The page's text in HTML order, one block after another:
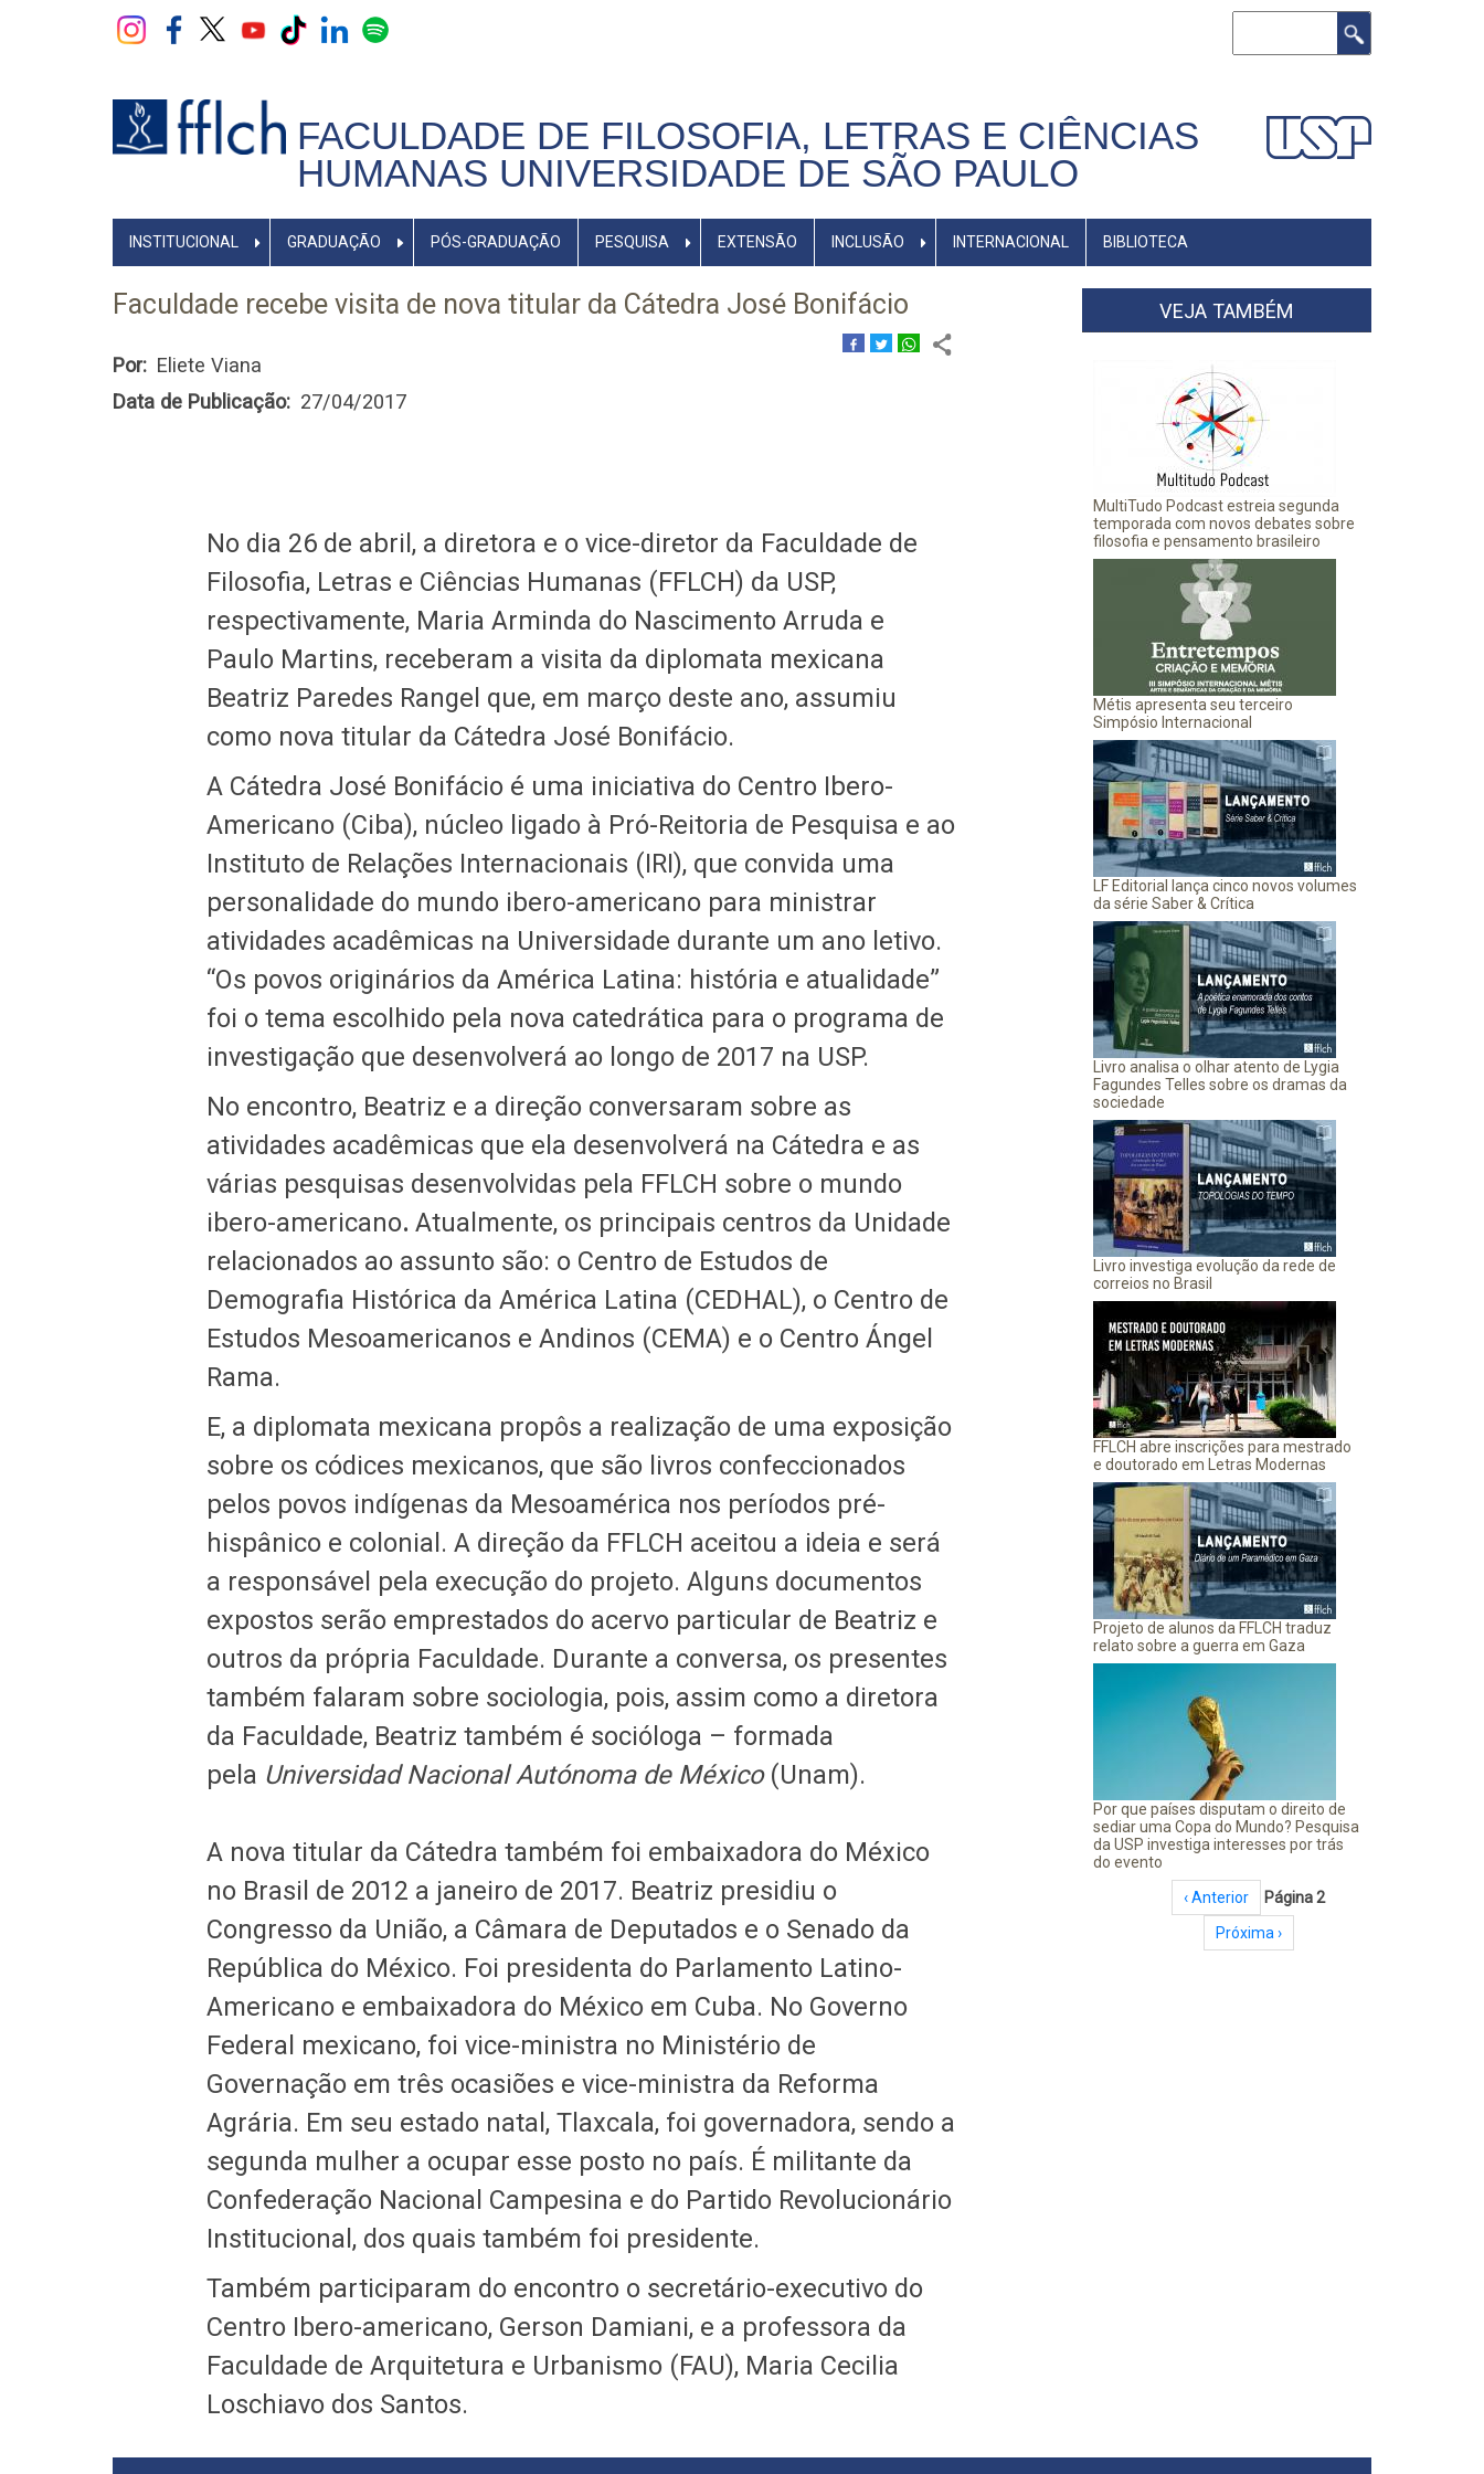
FACULDADE DE FILOSOFIA, LETRAS E CIÊNCIAS
HUMANAS UNIVERSIDADE DE SÃO PAULO
NAVEGADOR
PRINCIPAL
INSTITUCIONAL GRADUAÇÃO PÓS-GRADUAÇÃO PESQUISA EXTENSÃO INCLUSÃO INTERNACIONAL BIBLIOTECA
Faculdade recebe visita de nova titular da Cátedra José Bonifácio
Por
Eliete Viana
Data de Publicação
27/04/2017
No dia 26 de abril, a diretora e o vice-diretor da Faculdade de
Filosofia, Letras e Ciências Humanas (FFLCH) da USP,
respectivamente, Maria Arminda do Nascimento Arruda e
Paulo Martins, receberam a visita da diplomata mexicana
Beatriz Paredes Rangel que, em março deste ano, assumiu
como nova titular da Cátedra José Bonifácio.
A Cátedra José Bonifácio é uma iniciativa do Centro Ibero-
Americano (Ciba), núcleo ligado à Pró-Reitoria de Pesquisa e ao
Instituto de Relações Internacionais (IRI), que convida uma
personalidade do mundo ibero-americano para ministrar
atividades acadêmicas na Universidade durante um ano letivo.
“Os povos originários da América Latina: história e atualidade”
foi o tema escolhido pela nova catedrática para o programa de
investigação que desenvolverá ao longo de 2017 na USP.
No encontro, Beatriz e a direção conversaram sobre as
atividades acadêmicas que ela desenvolverá na Cátedra e as
várias pesquisas desenvolvidas pela FFLCH sobre o mundo
ibero-americano. Atualmente, os principais centros da Unidade
relacionados ao assunto são: o Centro de Estudos de
Demografia Histórica da América Latina (CEDHAL), o Centro de
Estudos Mesoamericanos e Andinos (CEMA) e o Centro Ángel
Rama.
E, a diplomata mexicana propôs a realização de uma exposição
sobre os códices mexicanos, que são livros confeccionados
pelos povos indígenas da Mesoamérica nos períodos pré-
hispânico e colonial. A direção da FFLCH aceitou a ideia e será
a responsável pela execução do projeto. Alguns documentos
expostos serão emprestados do acervo particular de Beatriz e
outros da própria Faculdade. Durante a conversa, os presentes
também falaram sobre sociologia, pois, assim como a diretora
da Faculdade, Beatriz também é socióloga – formada
pela Universidad Nacional Autónoma de México (Unam).
A nova titular da Cátedra também foi embaixadora do México
no Brasil de 2012 a janeiro de 2017. Beatriz presidiu o
Congresso da União, a Câmara de Deputados e o Senado da
República do México. Foi presidenta do Parlamento Latino-
Americano e embaixadora do México em Cuba. No Governo
Federal mexicano, foi vice-ministra no Ministério de
Governação em três ocasiões e vice-ministra da Reforma
Agrária. Em seu estado natal, Tlaxcala, foi governadora, sendo a
segunda mulher a ocupar esse posto no país. É militante da
Confederação Nacional Campesina e do Partido Revolucionário
Institucional, dos quais também foi presidente.
Também participaram do encontro o secretário-executivo do
Centro Ibero-americano, Gerson Damiani, e a professora da
Faculdade de Arquitetura e Urbanismo (FAU), Maria Cecilia
Loschiavo dos Santos.
VEJA TAMBÉM
MultiTudo Podcast estreia segunda
temporada com novos debates sobre
filosofia e pensamento brasileiro
Métis apresenta seu terceiro
Simpósio Internacional
LF Editorial lança cinco novos volumes
da série Saber & Crítica
Livro analisa o olhar atento de Lygia
Fagundes Telles sobre os dramas da
sociedade
Livro investiga evolução da rede de
correios no Brasil
FFLCH abre inscrições para mestrado
e doutorado em Letras Modernas
Projeto de alunos da FFLCH traduz
relato sobre a guerra em Gaza
Por que países disputam o direito de
sediar uma Copa do Mundo? Pesquisa
da USP investiga interesses por trás
do evento
PaginaçãoPágina anterior
‹ Anterior
Página 2
Próxima página
Próxima ›